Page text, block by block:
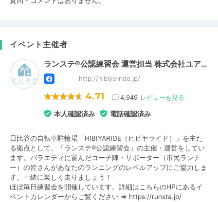
イベント主催者
ランステ®公認練習会 運営担当 株式会社ユア…
http://hibiya-ride.jp/
4.71 4,949 レビューを見る
本人確認済み 電話確認済み
日比谷の自転車駐輪場「HIBIYARIDE（ヒビヤライド）」を主た
る拠点として、「ランステ®公認練習会」の主催・運営をしてい
ます。バラエティに富んだコーチ陣・サポーター（市民ランナ
ー）の皆さんがあなたのランニングのレベルアップにご協力しま
す。一緒に楽しく走りましょう！
ほぼ毎日練習会を開催しています。詳細はこちらのHPにあるイ
ベントカレンダーからご覧ください ⇒ https://runsta.jp/